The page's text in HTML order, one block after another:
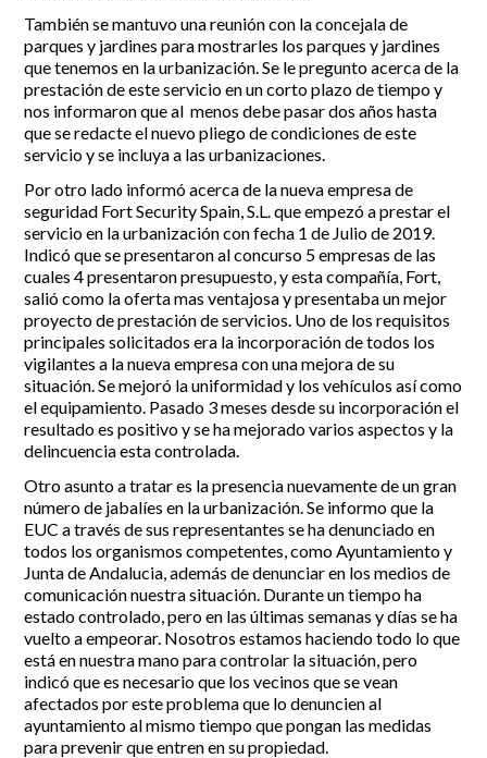
También se mantuvo una reunión con la concejala de
parques y jardines para mostrarles los parques y jardines
que tenemos en la urbanización. Se le pregunto acerca de la
prestación de este servicio en un corto plazo de tiempo y
nos informaron que al menos debe pasar dos años hasta
que se redacte el nuevo pliego de condiciones de este
servicio y se incluya a las urbanizaciones.
Por otro lado informó acerca de la nueva empresa de
seguridad Fort Security Spain, S.L. que empezó a prestar el
servicio en la urbanización con fecha 1 de Julio de 2019.
Indicó que se presentaron al concurso 5 empresas de las
cuales 4 presentaron presupuesto, y esta compañía, Fort,
salió como la oferta mas ventajosa y presentaba un mejor
proyecto de prestación de servicios. Uno de los requisitos
principales solicitados era la incorporación de todos los
vigilantes a la nueva empresa con una mejora de su
situación. Se mejoró la uniformidad y los vehículos así como
el equipamiento. Pasado 3 meses desde su incorporación el
resultado es positivo y se ha mejorado varios aspectos y la
delincuencia esta controlada.
Otro asunto a tratar es la presencia nuevamente de un gran
número de jabalíes en la urbanización. Se informo que la
EUC a través de sus representantes se ha denunciado en
todos los organismos competentes, como Ayuntamiento y
Junta de Andalucia, además de denunciar en los medios de
comunicación nuestra situación. Durante un tiempo ha
estado controlado, pero en las últimas semanas y días se ha
vuelto a empeorar. Nosotros estamos haciendo todo lo que
está en nuestra mano para controlar la situación, pero
indicó que es necesario que los vecinos que se vean
afectados por este problema que lo denuncien al
ayuntamiento al mismo tiempo que pongan las medidas
para prevenir que entren en su propiedad.